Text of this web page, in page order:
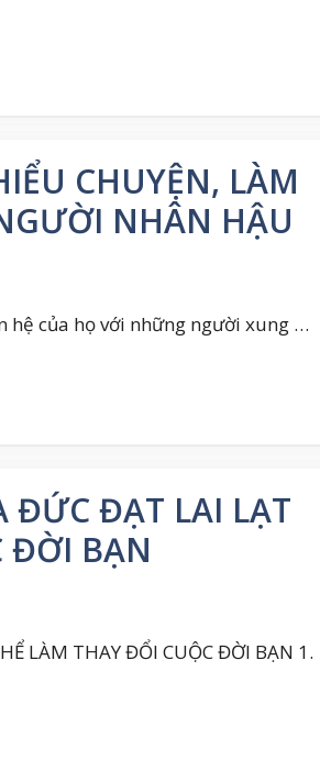
CHUYỆN, LÀM
NHÂN HẬU
hệ của họ với những người xung …
ĐỨC ĐẠT LAI LẠT
ĐỜI BẠN
LÀM THAY ĐỔI CUỘC ĐỜI BẠN 1.